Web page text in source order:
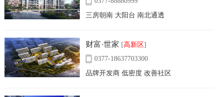
三房朝南 大阳台 南北通透
财富·世家 [高新区]
0377-18637703300
品牌开发商 低密度 改善社区